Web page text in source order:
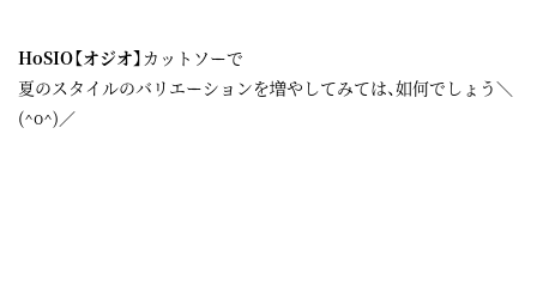
HoSIO【オジオ】 カットソーで
夏のスタイルのバリエーションを増やしてみては、如何でしょう＼
(^o^)／